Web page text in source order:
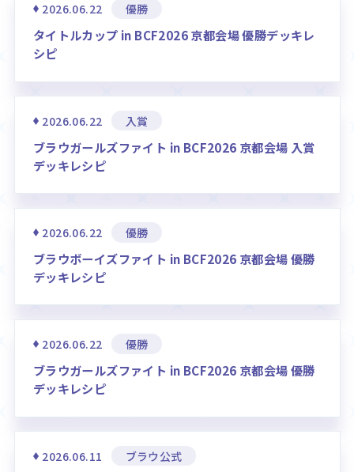
2026.06.22 優勝
タイトルカップ in BCF2026 京都会場 優勝デッキレ
シピ
2026.06.22 入賞
ブラウガールズファイト in BCF2026 京都会場 入賞
デッキレシピ
2026.06.22 優勝
ブラウボーイズファイト in BCF2026 京都会場 優勝
デッキレシピ
2026.06.22 優勝
ブラウガールズファイト in BCF2026 京都会場 優勝
デッキレシピ
2026.06.11 ブラウ公式